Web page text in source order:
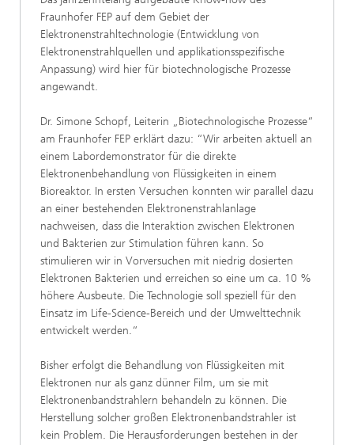
Fraunhofer FEP auf dem Gebiet der
Elektronenstrahltechnologie (Entwicklung von
Elektronenstrahlquellen und applikationsspezifische
Anpassung) wird hier für biotechnologische Prozesse
angewandt.
Dr. Simone Schopf, Leiterin „Biotechnologische Prozesse“
am Fraunhofer FEP erklärt dazu: “Wir arbeiten aktuell an
einem Labordemonstrator für die direkte
Elektronenbehandlung von Flüssigkeiten in einem
Bioreaktor. In ersten Versuchen konnten wir parallel dazu
an einer bestehenden Elektronenstrahlanlage
nachweisen, dass die Interaktion zwischen Elektronen
und Bakterien zur Stimulation führen kann. So
stimulieren wir in Vorversuchen mit niedrig dosierten
Elektronen Bakterien und erreichen so eine um ca. 10 %
höhere Ausbeute. Die Technologie soll speziell für den
Einsatz im Life-Science-Bereich und der Umwelttechnik
entwickelt werden.“
Bisher erfolgt die Behandlung von Flüssigkeiten mit
Elektronen nur als ganz dünner Film, um sie mit
Elektronenbandstrahlern behandeln zu können. Die
Herstellung solcher großen Elektronenbandstrahler ist
kein Problem. Die Herausforderungen bestehen in der